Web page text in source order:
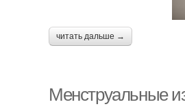
читать дальше →
Менструальные